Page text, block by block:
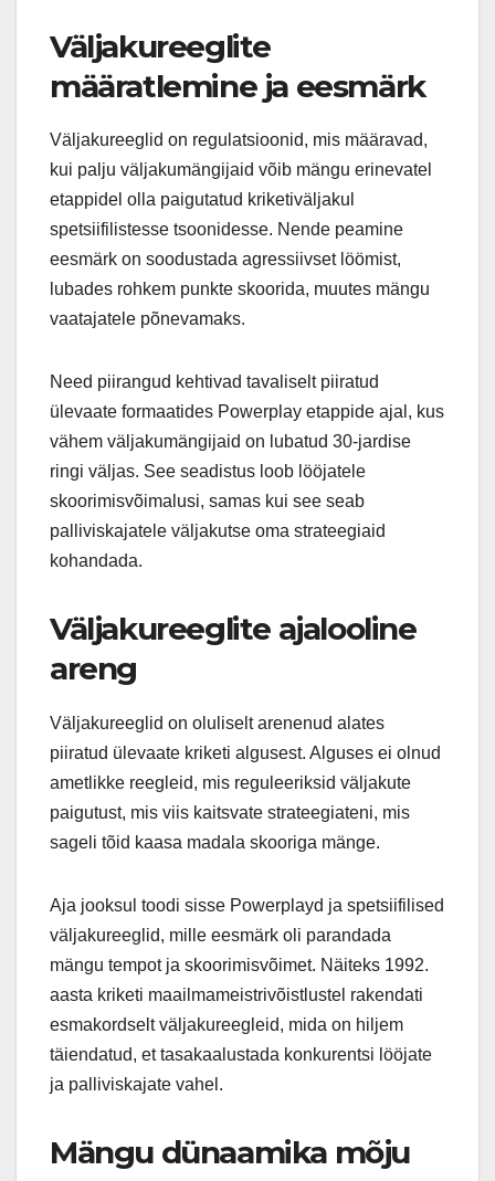
Väljakureeglite
määratlemine ja eesmärk
Väljakureeglid on regulatsioonid, mis määravad,
kui palju väljakumängijaid võib mängu erinevatel
etappidel olla paigutatud kriketiväljakul
spetsiifilistesse tsoonidesse. Nende peamine
eesmärk on soodustada agressiivset löömist,
lubades rohkem punkte skoorida, muutes mängu
vaatajatele põnevamaks.
Need piirangud kehtivad tavaliselt piiratud
ülevaate formaatides Powerplay etappide ajal, kus
vähem väljakumängijaid on lubatud 30-jardise
ringi väljas. See seadistus loob lööjatele
skoorimisvõimalusi, samas kui see seab
palliviskajatele väljakutse oma strateegiaid
kohandada.
Väljakureeglite ajalooline
areng
Väljakureeglid on oluliselt arenenud alates
piiratud ülevaate kriketi algusest. Alguses ei olnud
ametlikke reegleid, mis reguleeriksid väljakute
paigutust, mis viis kaitsvate strateegiateni, mis
sageli tõid kaasa madala skooriga mänge.
Aja jooksul toodi sisse Powerplayd ja spetsiifilised
väljakureeglid, mille eesmärk oli parandada
mängu tempot ja skoorimisvõimet. Näiteks 1992.
aasta kriketi maailmameistrivõistlustel rakendati
esmakordselt väljakureegleid, mida on hiljem
täiendatud, et tasakaalustada konkurentsi lööjate
ja palliviskajate vahel.
Mängu dünaamika mõju